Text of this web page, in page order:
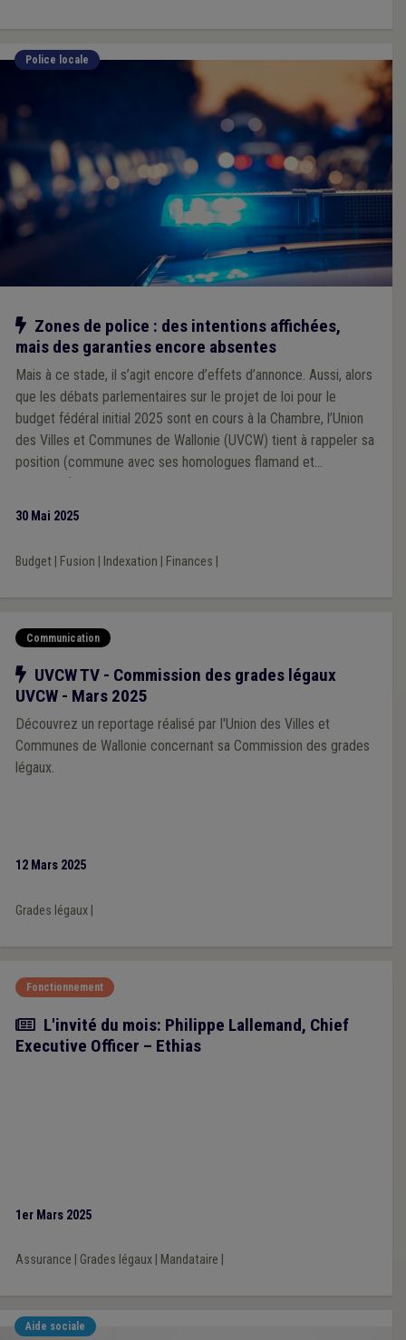
Police locale
Notre action
Zones de police : des intentions affichées,
mais des garanties encore absentes
Mais à ce stade, il s’agit encore d’effets d’annonce. Aussi, alors
que les débats parlementaires sur le projet de loi pour le
budget fédéral initial 2025 sont en cours à la Chambre, l’Union
des Villes et Communes de Wallonie (UVCW) tient à rappeler sa
position (commune avec ses homologues flamand et
bruxellois).
30 Mai 2025
Budget| Fusion Indexation Finances
Communication
Notre action
UVCW TV - Commission des grades légaux
UVCW - Mars 2025
Découvrez un reportage réalisé par l'Union des Villes et
Communes de Wallonie concernant sa Commission des grades
légaux.
12 Mars 2025
Grades légaux|
Fonctionnement
Article
L'invité du mois: Philippe Lallemand, Chief
Executive Officer – Ethias
1er Mars 2025
Assurance Grades légaux| Mandataire
Aide sociale